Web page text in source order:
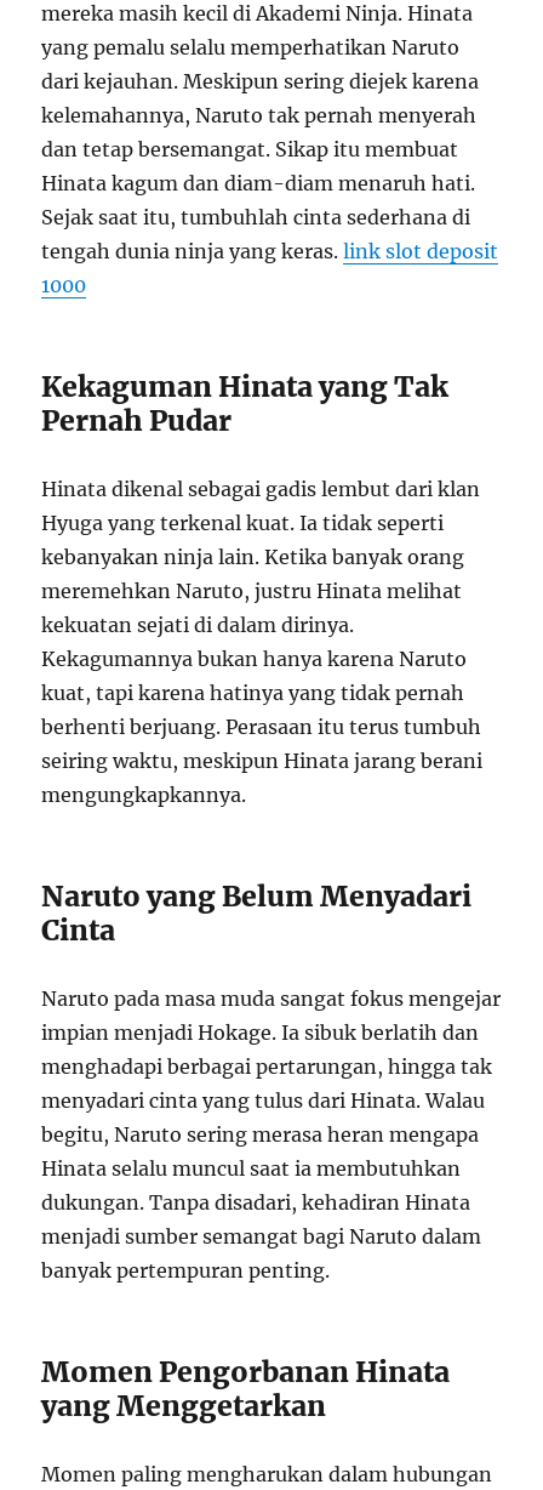
mereka masih kecil di Akademi Ninja. Hinata
yang pemalu selalu memperhatikan Naruto
dari kejauhan. Meskipun sering diejek karena
kelemahannya, Naruto tak pernah menyerah
dan tetap bersemangat. Sikap itu membuat
Hinata kagum dan diam-diam menaruh hati.
Sejak saat itu, tumbuhlah cinta sederhana di
tengah dunia ninja yang keras.link slot deposit
1000
Kekaguman Hinata yang Tak
Pernah Pudar
Hinata dikenal sebagai gadis lembut dari klan
Hyuga yang terkenal kuat. Ia tidak seperti
kebanyakan ninja lain. Ketika banyak orang
meremehkan Naruto, justru Hinata melihat
kekuatan sejati di dalam dirinya.
Kekagumannya bukan hanya karena Naruto
kuat, tapi karena hatinya yang tidak pernah
berhenti berjuang. Perasaan itu terus tumbuh
seiring waktu, meskipun Hinata jarang berani
mengungkapkannya.
Naruto yang Belum Menyadari
Cinta
Naruto pada masa muda sangat fokus mengejar
impian menjadi Hokage. Ia sibuk berlatih dan
menghadapi berbagai pertarungan, hingga tak
menyadari cinta yang tulus dari Hinata. Walau
begitu, Naruto sering merasa heran mengapa
Hinata selalu muncul saat ia membutuhkan
dukungan. Tanpa disadari, kehadiran Hinata
menjadi sumber semangat bagi Naruto dalam
banyak pertempuran penting.
Momen Pengorbanan Hinata
yang Menggetarkan
Momen paling mengharukan dalam hubungan